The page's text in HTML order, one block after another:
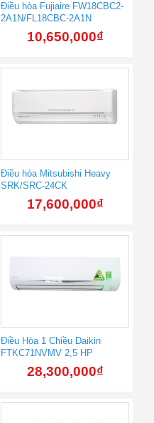
Điều hòa Fujiaire FW18CBC2-
2A1N/FL18CBC-2A1N
10,650,000₫
Điều hòa Mitsubishi Heavy
SRK/SRC-24CK
17,600,000₫
Điều Hòa 1 Chiều Daikin
FTKC71NVMV 2,5 HP
28,300,000₫